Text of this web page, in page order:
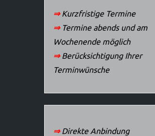
⇒Kurzfristige Termine
⇒Termine abends und am
Wochenende möglich
⇒Berücksichtigung Ihrer
Terminwünsche
⇒Direkte Anbindung